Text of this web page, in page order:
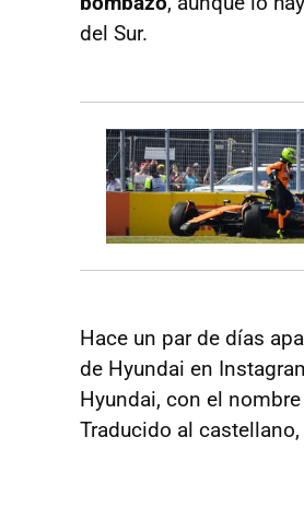
del Sur.
Hace un par de días
de Hyundai en
Hyundai, con el
Traducido al castellano,